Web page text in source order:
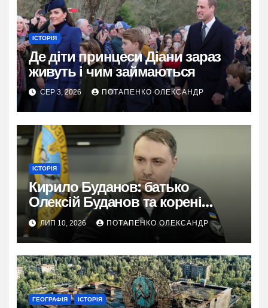
ІСТОРІЯ
Де діти принцеси Діани зараз
живуть і чим займаються
СЕР 3, 2026 ПОТАПЕНКО ОЛЕКСАНДР
ІСТОРІЯ
Кирило Буданов: батько
Олексій Буданов та корені
характеру
ЛИП 10, 2026 ПОТАПЕНКО ОЛЕКСАНДР
ГЕОГРАФІЯ ІСТОРІЯ